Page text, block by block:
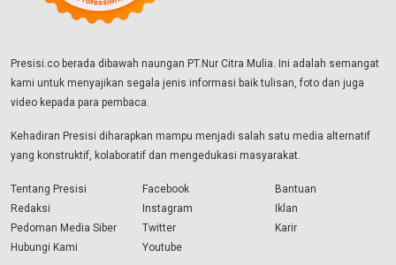
Presisi.co berada dibawah naungan PT.Nur Citra Mulia. Ini adalah semangat
kami untuk menyajikan segala jenis informasi baik tulisan, foto dan juga
video kepada para pembaca.
Kehadiran Presisi diharapkan mampu menjadi salah satu media alternatif
yang konstruktif, kolaboratif dan mengedukasi masyarakat.
Tentang Presisi
Redaksi
Pedoman Media Siber
Hubungi Kami
Facebook
Instagram
Twitter
Youtube
Bantuan
Iklan
Karir